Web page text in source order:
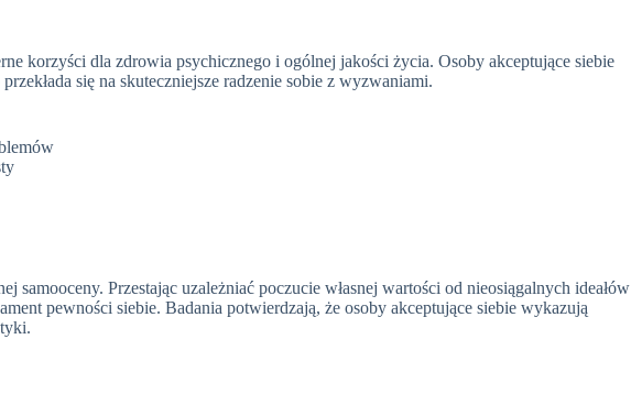
korzyści dla zdrowia psychicznego i ogólnej jakości życia. Osoby akceptujące siebie
się na skuteczniejsze radzenie sobie z wyzwaniami.
samooceny. Przestając uzależniać poczucie własnej wartości od nieosiągalnych ideałów
pewności siebie. Badania potwierdzają, że osoby akceptujące siebie wykazują